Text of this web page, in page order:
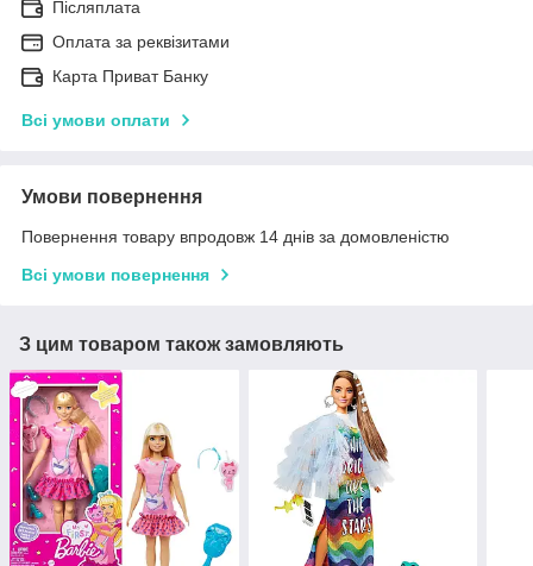
Післяплата
Оплата за реквізитами
Карта Приват Банку
Всі умови оплати
Умови повернення
Повернення товару впродовж 14 днів за домовленістю
Всі умови повернення
З цим товаром також замовляють